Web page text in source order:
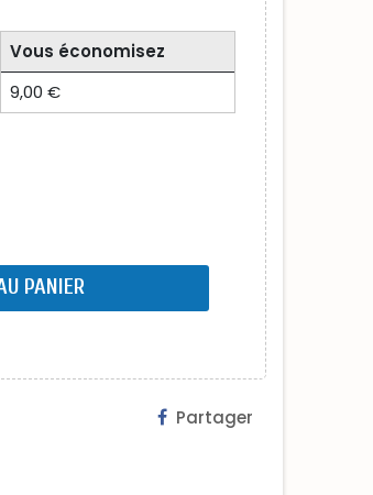
Vous économisez
9,00 €
PANIER
Partager